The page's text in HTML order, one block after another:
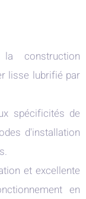
construction
lisse lubrifié par
spécificités de
d'installation
et excellente
en